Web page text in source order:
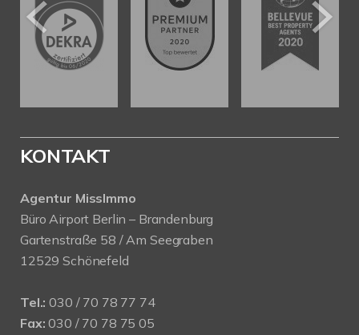
KONTAKT
Agentur MissImmo
Büro Airport Berlin – Brandenburg
Gartenstraße 58 / Am Seegraben
12529 Schönefeld
Tel.: 030 / 70 78 77 74
Fax: 030 / 70 78 75 05